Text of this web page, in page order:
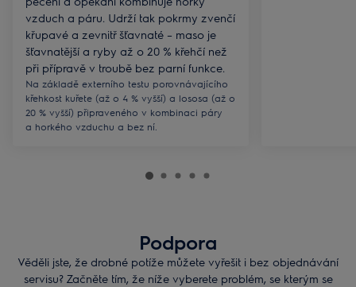
vzduch a páru. Udrží tak pokrmy zvenčí
křupavé a zevnitř šťavnaté – maso je
šťavnatější a ryby až o 20 % křehčí než
při přípravě v troubě bez parní funkce.
Na základě externího testu porovnávajícího
křehkost kuřete (až o 4 % vyšší) a lososa (až o
20 % vyšší) připraveného v kombinaci páry
a horkého vzduchu a bez ní.
Podpora
Věděli jste, že drobné potíže můžete vyřešit i bez objednávání
servisu? Začněte tím, že níže vyberete problém, se kterým se